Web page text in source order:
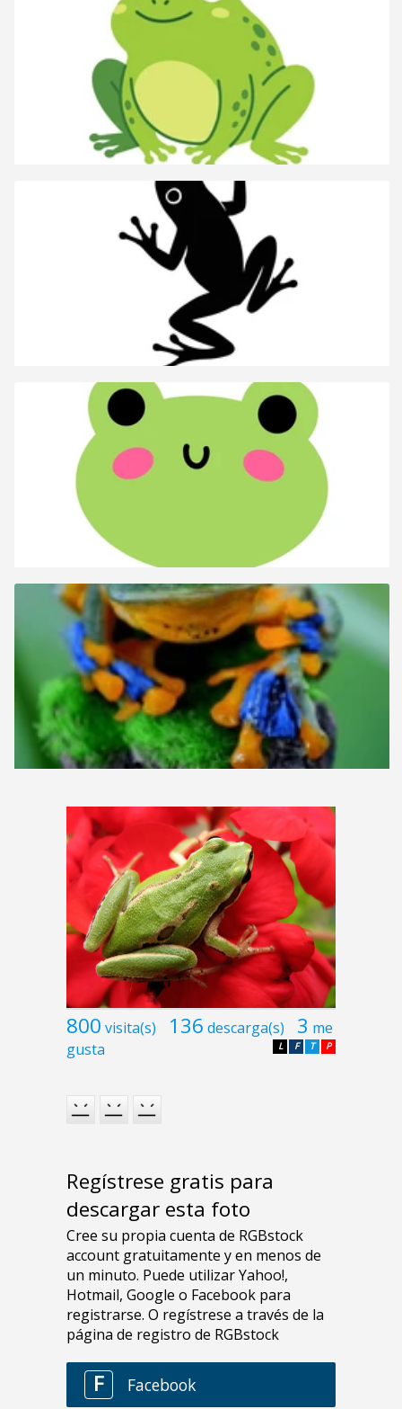
800 visita(s) 136 descarga(s) 3 me
gusta
P
T
F
L
Regístrese gratis para
descargar esta foto